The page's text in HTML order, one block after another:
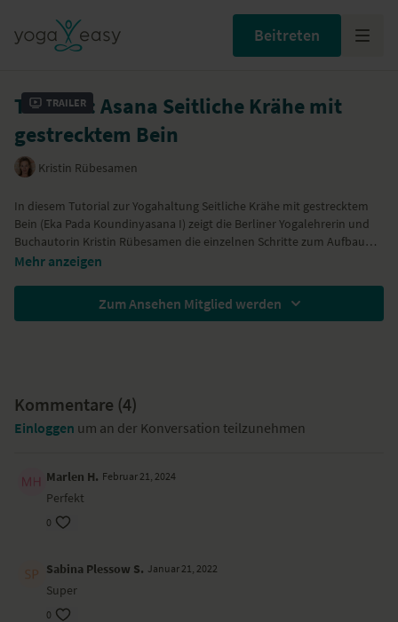
Beitreten
Trailer
Tutorial: Asana Seitliche Krähe mit
gestrecktem Bein
Kristin Rübesamen
In diesem Tutorial zur Yogahaltung Seitliche Krähe mit gestrecktem
Bein (Eka Pada Koundinyasana I) zeigt die Berliner Yogalehrerin und
Buchautorin Kristin Rübesamen die einzelnen Schritte zum Aufbau
dieser Yoga-Übung. Wichtig dabei, die Kraft in den Armen (hast du
Yogastunde geübt). Mit diesen Voraussetzungen wirst du sehen, ist die
Mehr anzeigen
Zum Ansehen Mitglied werden
Kommentare (4)
Einloggen um an der Konversation teilzunehmen
Marlen H. Februar 21, 2024
Perfekt
0
Sabina Plessow S. Januar 21, 2022
Super
0